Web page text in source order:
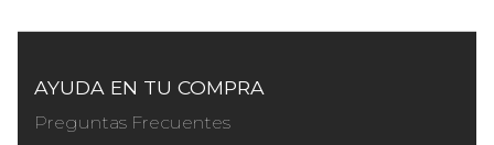
AYUDA EN TU COMPRA
Preguntas Frecuentes